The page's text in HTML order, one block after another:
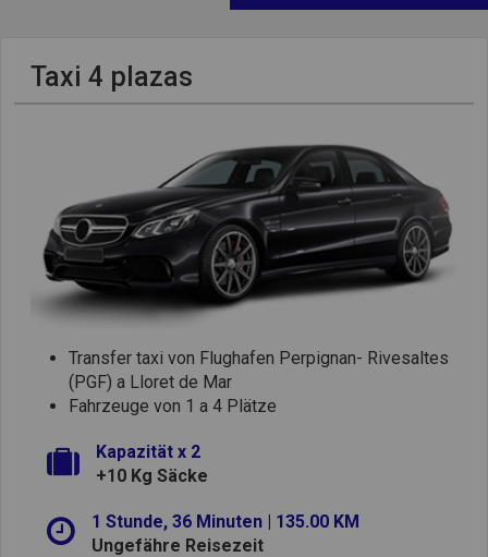
Taxi 4 plazas
Transfer taxi von Flughafen Perpignan- Rivesaltes
(PGF) a Lloret de Mar
Fahrzeuge von 1 a 4 Plätze
Kapazität x 2
+10 Kg Säcke
1 Stunde, 36 Minuten | 135.00 KM
Ungefähre Reisezeit